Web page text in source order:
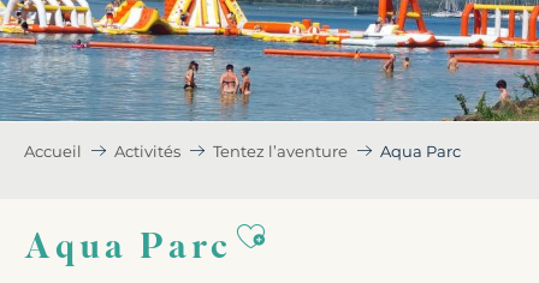
Accueil Activités Tentez l’aventure Aqua Parc
Aqua ParcAjouter aux favoris